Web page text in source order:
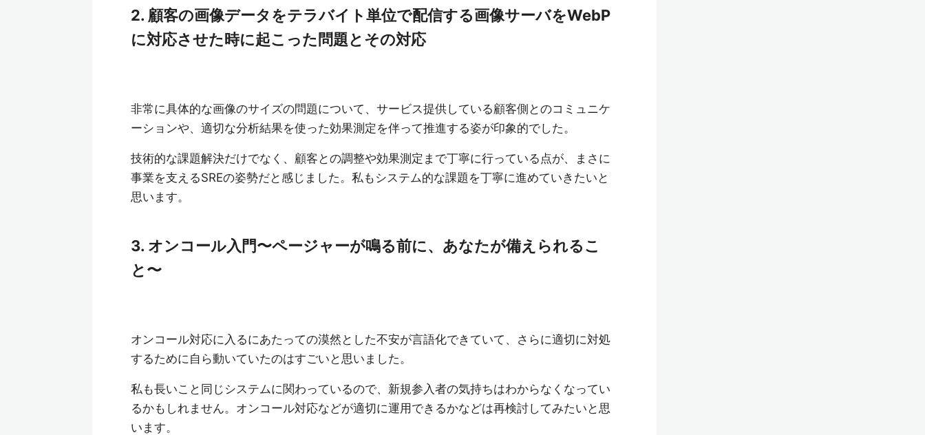
2. 顧客の画像データをテラバイト単位で配信する画像サーバをWebP
に対応させた時に起こった問題とその対応
非常に具体的な画像のサイズの問題について、サービス提供している顧客側とのコミュニケ
ーションや、適切な分析結果を使った効果測定を伴って推進する姿が印象的でした。
技術的な課題解決だけでなく、顧客との調整や効果測定まで丁寧に行っている点が、まさに
事業を支えるSREの姿勢だと感じました。私もシステム的な課題を丁寧に進めていきたいと
思います。
3. オンコール⼊⾨〜ページャーが鳴る前に、あなたが備えられるこ
と〜
オンコール対応に入るにあたっての漠然とした不安が言語化できていて、さらに適切に対処
するために自ら動いていたのはすごいと思いました。
私も長いこと同じシステムに関わっているので、新規参入者の気持ちはわからなくなってい
るかもしれません。オンコール対応などが適切に運用できるかなどは再検討してみたいと思
います。